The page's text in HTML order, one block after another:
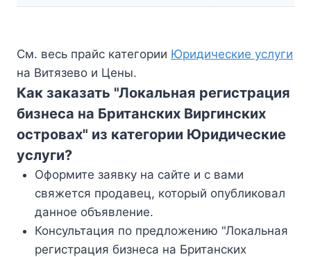
См. весь прайс категории Юридические услуги
на Витязево и Цены.
Как заказать "Локальная регистрация
бизнеса на Британских Виргинских
островах" из категории Юридические
услуги?
Оформите заявку на сайте и с вами
свяжется продавец, который опубликовал
данное объявление.
Консультация по предложению "Локальная
регистрация бизнеса на Британских